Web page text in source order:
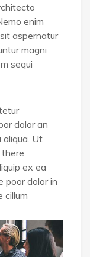
enim
aspernatur
magni
sequi
dolor an
aliqua. Ut
there
ex ea
poor dolor in
cillum